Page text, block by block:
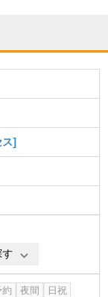
]
約 夜間
日祝